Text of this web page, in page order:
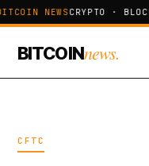
NEWSCRYPTO ·
BITCOINnews.
CFTC